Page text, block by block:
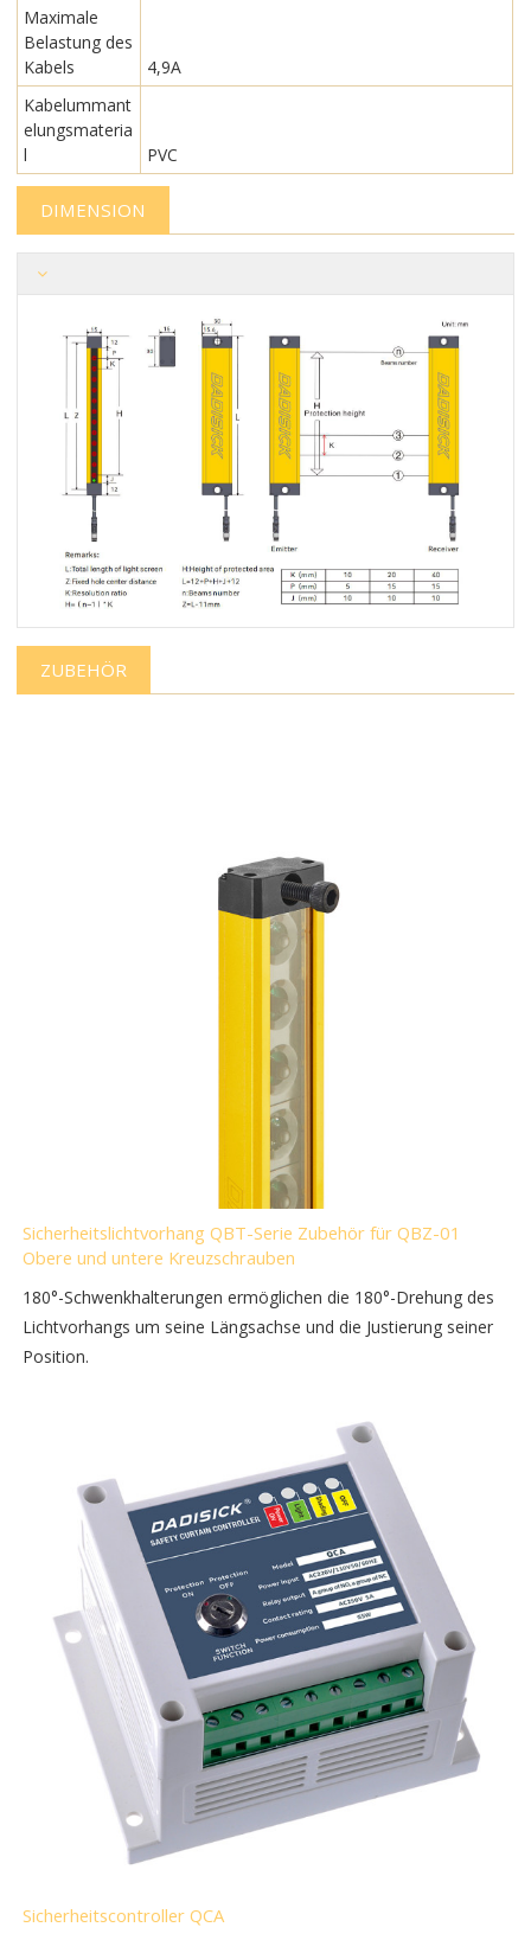
Maximale
Belastung des
Kabels
4,9A
Kabelummant
elungsmateria
l
PVC
DIMENSION
ZUBEHÖR
Sicherheitslichtvorhang QBT-Serie Zubehör für QBZ-01
Obere und untere Kreuzschrauben
180°-Schwenkhalterungen ermöglichen die 180°-Drehung des
Lichtvorhangs um seine Längsachse und die Justierung seiner
Position.
Sicherheitscontroller QCA